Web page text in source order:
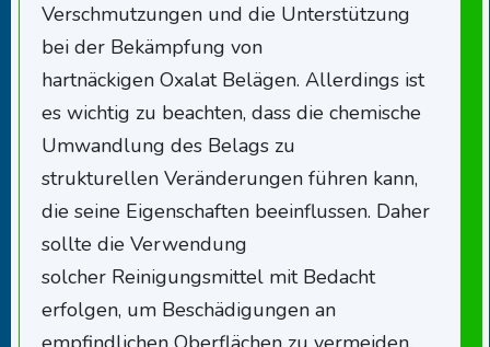
Verschmutzungen und die Unterstützung
bei der Bekämpfung von
hartnäckigen Oxalat Belägen. Allerdings ist
es wichtig zu beachten, dass die chemische
Umwandlung des Belags zu
strukturellen Veränderungen führen kann,
die seine Eigenschaften beeinflussen. Daher
sollte die Verwendung
solcher Reinigungsmittel mit Bedacht
erfolgen, um Beschädigungen an